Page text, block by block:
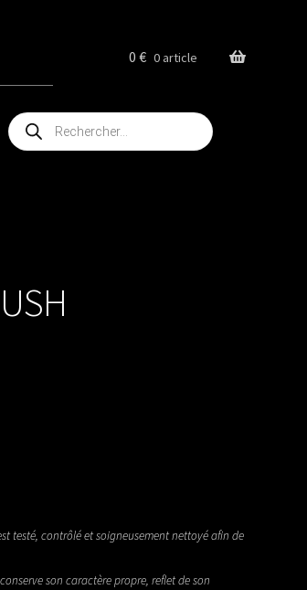
0€ 0 article
Recherche
de
produits
testé, contrôlé et soigneusement nettoyé afin de
son caractère propre, reflet de son